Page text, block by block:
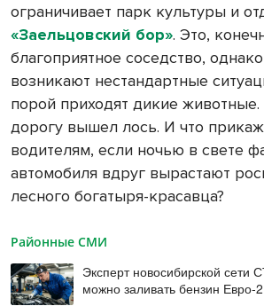
ограничивает парк культуры и
«Заельцовский бор». Это,
благоприятное соседство, однако
возникают нестандартные
порой приходят дикие
дорогу вышел лось. И что
водителям, если ночью в свете
автомобиля вдруг вырастают
лесного богатыря-красавца?
Районные СМИ
Эксперт новосибирской сети
можно заливать бензин Евро‑2